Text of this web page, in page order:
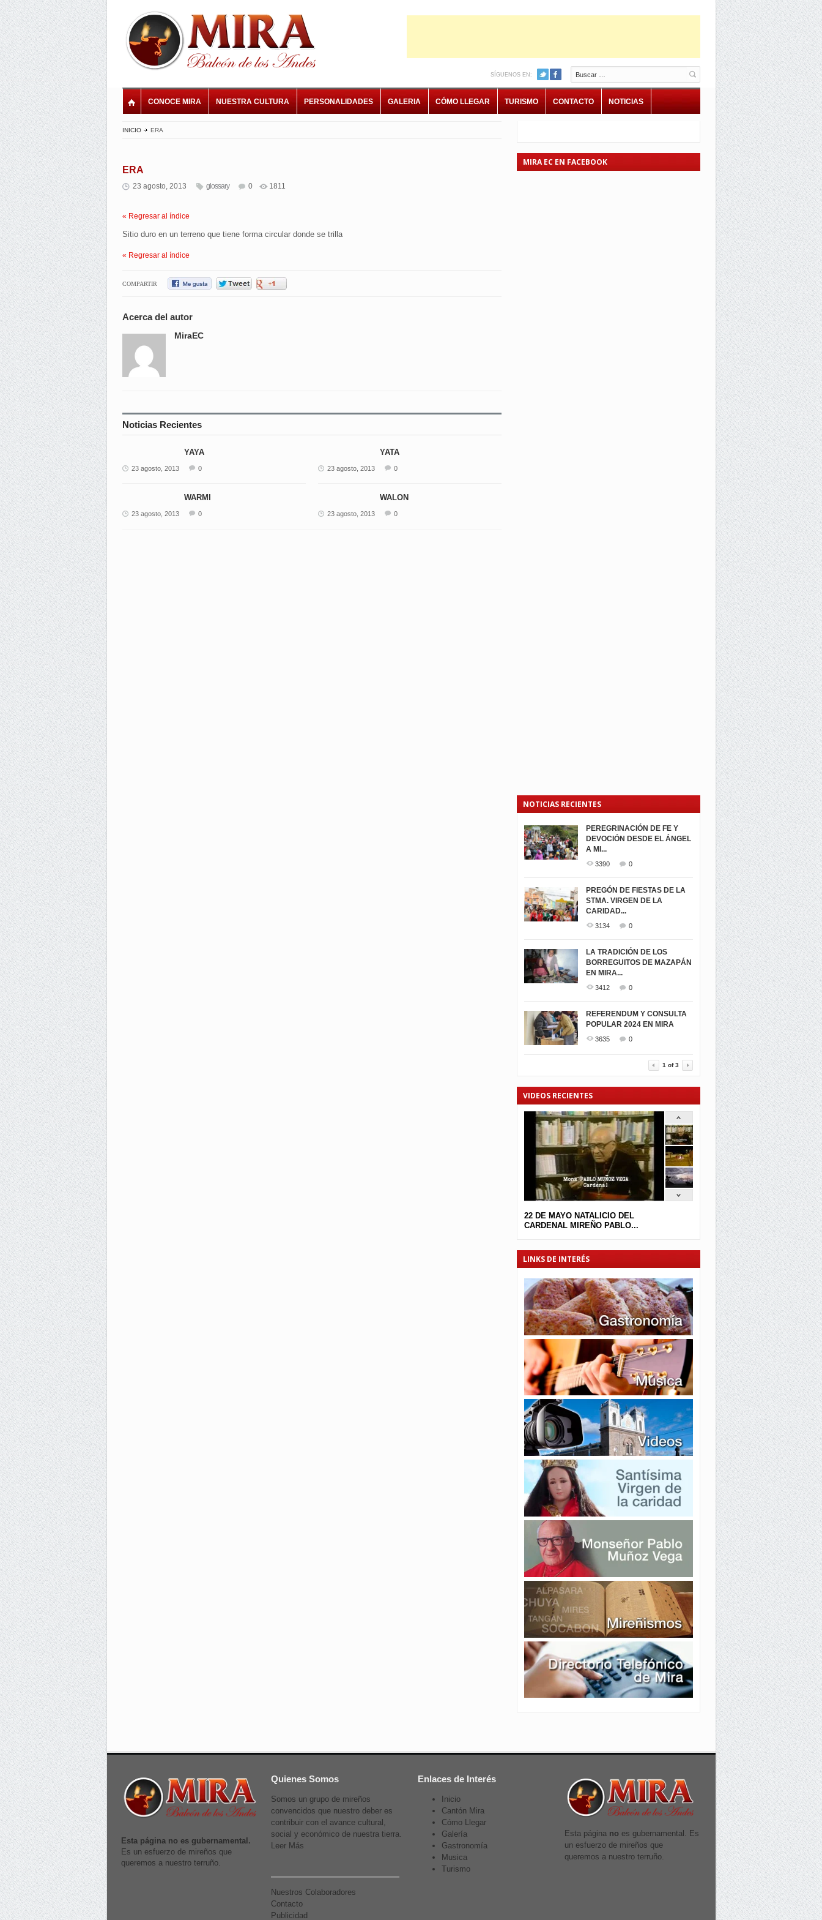
Buscar
SÍGUENOS EN:
CONOCE MIRA NUESTRA CULTURA PERSONALIDADES GALERIA CÓMO LLEGAR TURISMO CONTACTO NOTICIAS
INICIO ERA
ERA
23 agosto, 2013 glossary 0 1811
« Regresar al índice
Sitio duro en un terreno que tiene forma circular donde se trilla
« Regresar al índice
COMPARTIR
Acerca del autor
MiraEC
Noticias Recientes
YAYA
23 agosto, 2013 0
YATA
23 agosto, 2013 0
WARMI
23 agosto, 2013 0
WALON
23 agosto, 2013 0
MIRA EC EN FACEBOOK
NOTICIAS RECIENTES
PEREGRINACIÓN DE FE Y
DEVOCIÓN DESDE EL ÁNGEL
A MI...
3390 0
PREGÓN DE FIESTAS DE LA
STMA. VIRGEN DE LA
CARIDAD...
3134 0
LA TRADICIÓN DE LOS
BORREGUITOS DE MAZAPÁN
EN MIRA...
3412 0
REFERENDUM Y CONSULTA
POPULAR 2024 EN MIRA
3635 0
1 of3
VIDEOS RECIENTES
22 DE MAYO NATALICIO DEL
CARDENAL MIREÑO PABLO...
LINKS DE INTERÉS
Esta página no es gubernamental.
Es un esfuerzo de mireños que
queremos a nuestro terruño.
Quienes Somos
Somos un grupo de mireños
convencidos que nuestro deber es
contribuir con el avance cultural,
social y económico de nuestra tierra.
Leer Más
Nuestros Colaboradores
Contacto
Publicidad
Enlaces de Interés
Inicio
Cantón Mira
Cómo Llegar
Galería
Gastronomía
Musica
Turismo
Esta página no es gubernamental. Es
un esfuerzo de mireños que
queremos a nuestro terruño.